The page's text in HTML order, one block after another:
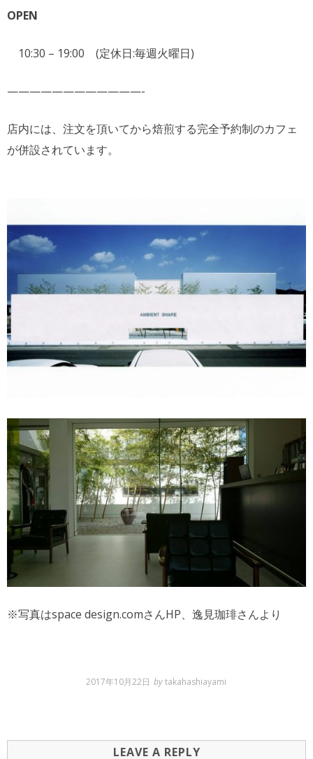
OPEN
10:30 – 19:00 (定休日:毎週火曜日)
————————————-
店内には、注文を頂いてから焙煎する完全予約制のカフェ
が併設されています。
※写真はspace design.comさんHP、逸見珈琲さんより
2017年10月22日 by takahashiayami
LEAVE A REPLY